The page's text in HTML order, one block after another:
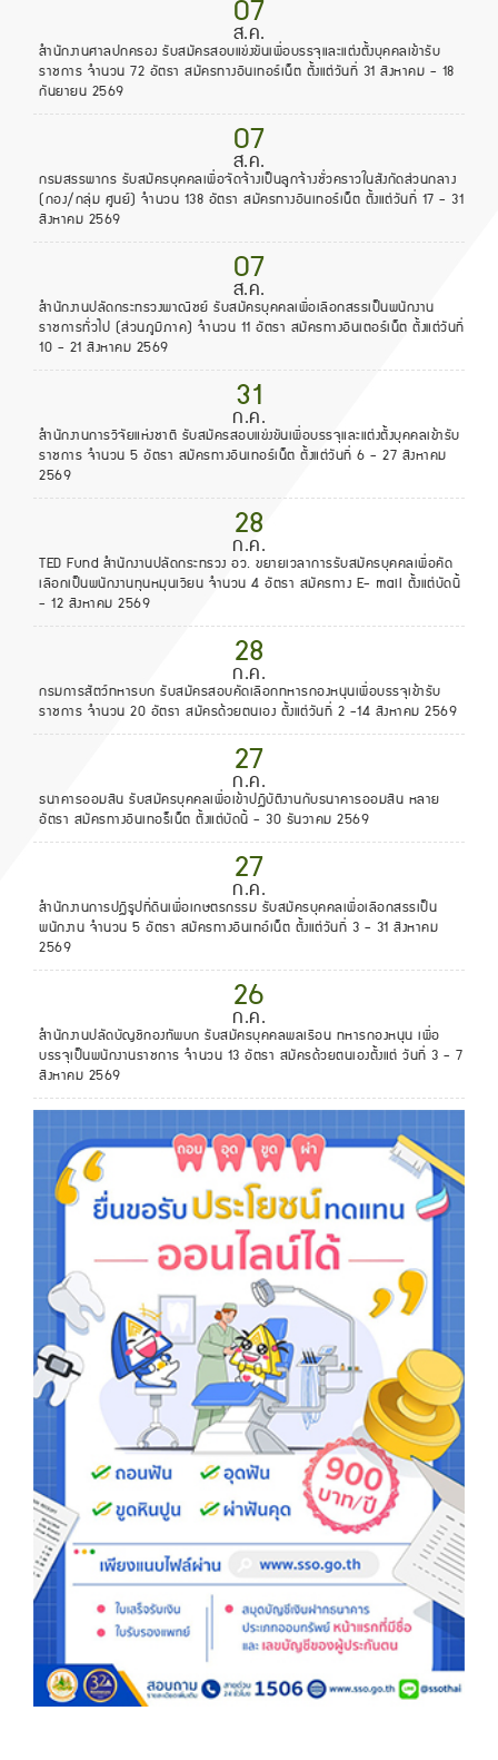
07
ส.ค.
สำนักงานศาลปกครอง รับสมัครสอบแข่งขันเพื่อบรรจุและแต่งตั้งบุคคลเข้ารับ
ราชการ จำนวน 72 อัตรา สมัครทางอินเทอร์เน็ต ตั้งแต่วันที่ 31 สิงหาคม - 18
กันยายน 2569
07
ส.ค.
กรมสรรพากร รับสมัครบุคคลเพื่อจัดจ้างเป็นลูกจ้างชั่วคราวในสังกัดส่วนกลาง
(กอง/กลุ่ม ศูนย์) จำนวน 138 อัตรา สมัครทางอินเทอร์เน็ต ตั้งแต่วันที่ 17 - 31
สิงหาคม 2569
07
ส.ค.
สำนักงานปลัดกระทรวงพาณิชย์ รับสมัครบุคคลเพื่อเลือกสรรเป็นพนักงาน
ราชการทั่วไป (ส่วนภูมิภาค) จำนวน 11 อัตรา สมัครทางอินเตอร์เน็ต ตั้งแต่วันที่
10 - 21 สิงหาคม 2569
31
ก.ค.
สำนักงานการวิจัยแห่งชาติ รับสมัครสอบแข่งขันเพื่อบรรจุและแต่งตั้งบุคคลเข้ารับ
ราชการ จำนวน 5 อัตรา สมัครทางอินเทอร์เน็ต ตั้งแต่วันที่ 6 - 27 สิงหาคม
2569
28
ก.ค.
TED Fund สำนักงานปลัดกระทรวง อว. ขยายเวลาการรับสมัครบุคคลเพื่อคัด
เลือกเป็นพนักงานทุนหมุนเวียน จำนวน 4 อัตรา สมัครทาง E- mail ตั้งแต่บัดนี้
- 12 สิงหาคม 2569
28
ก.ค.
กรมการสัตว์ทหารบก รับสมัครสอบคัดเลือกทหารกองหนุนเพื่อบรรจุเข้ารับ
ราชการ จำนวน 20 อัตรา สมัครด้วยตนเอง ตั้งแต่วันที่ 2 -14 สิงหาคม 2569
27
ก.ค.
ธนาคารออมสิน รับสมัครบุคคลเพื่อเข้าปฏิบัติงานกับธนาคารออมสิน หลาย
อัตรา สมัครทางอินเทอร็เน็ต ตั้งแต่บัดนี้ - 30 ธันวาคม 2569
27
ก.ค.
สำนักงานการปฏิรูปที่ดินเพื่อเกษตรกรรม รับสมัครบุคคลเพื่อเลือกสรรเป็น
พนักงาน จำนวน 5 อัตรา สมัครทางอินเทอ์เน็ต ตั้งแต่วันที่ 3 - 31 สิงหาคม
2569
26
ก.ค.
สำนักงานปลัดบัญชีกองทัพบก รับสมัครบุคคลพลเรือน ทหารกองหนุน เพื่อ
บรรจุเป็นพนักงานราชการ จำนวน 13 อัตรา สมัครด้วยตนเองตั้งแต่ วันที่ 3 - 7
สิงหาคม 2569